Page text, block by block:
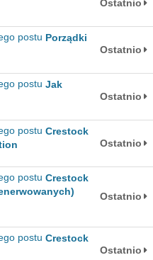
Ostatnio
Porządki
Ostatnio
Jak
Ostatnio
Crestock
Ostatnio
Crestock
Ostatnio
Crestock
Ostatnio